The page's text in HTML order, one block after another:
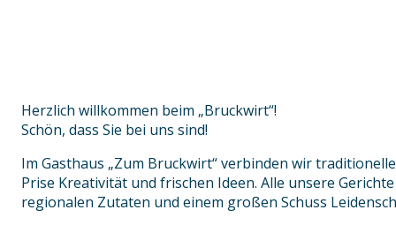
Herzlich willkommen beim „Bruckwirt“!
Schön, dass Sie bei uns sind!
Im Gasthaus „Zum Bruckwirt“ verbinden wir
Prise Kreativität und frischen Ideen. Alle unsere
regionalen Zutaten und einem großen Schuss